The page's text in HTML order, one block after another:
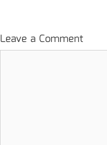
Leave a Comment